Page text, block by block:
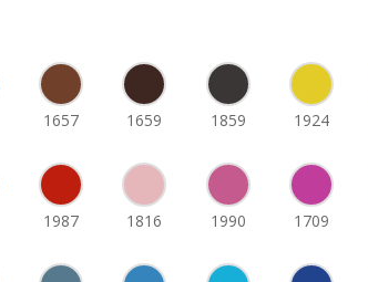
1657 1659 1859 1924
1987 1816 1990 1709